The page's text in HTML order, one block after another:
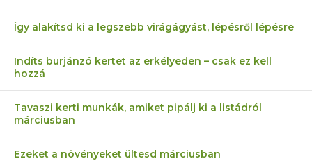
Így alakítsd ki a legszebb virágágyást, lépésről lépésre
Indíts burjánzó kertet az erkélyeden – csak ez kell
hozzá
Tavaszi kerti munkák, amiket pipálj ki a listádról
márciusban
Ezeket a növényeket ültesd márciusban